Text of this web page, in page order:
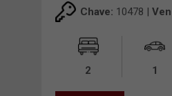
Chave: 10478 |
2 1